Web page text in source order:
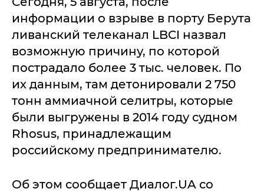
информации о взрыве в порту Берута
ливанский телеканал LBCI назвал
возможную причину, по которой
пострадало более 3 тыс. человек. По
их данным, там детонировали 2 750
тонн аммиачной селитры, которые
были выгружены в 2014 году судном
Rhosus, принадлежащим
российскому предпринимателю.
Об этом сообщает Диалог.UA со